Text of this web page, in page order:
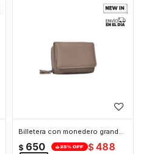
Billetera con monedero grande - 8x10x4cm - Beige
$ 650 $ 488